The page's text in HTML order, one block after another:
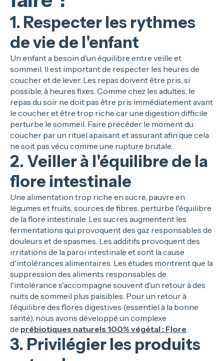
1. Respecter les rythmes
de vie de l'enfant
Un enfant a besoin d'un équilibre entre veille et
sommeil. Il est important de respecter les heures de
coucher et de lever. Les repas doivent être pris, si
possible, à heures fixes. Comme chez les adultes, le
repas du soir ne doit pas être pris immédiatement avant
le coucher et être trop riche car une digestion difficile
perturbe le sommeil. Faire précéder le moment du
coucher par un rituel apaisant et assurant afin que cela
ne soit pas vécu comme une rupture brutale.
2. Veiller à l'équilibre de la
flore intestinale
Une alimentation trop riche en sucre, pauvre en
légumes et fruits, sources de fibres, perturbe l'équilibre
de la flore intestinale. Les sucres augmentent les
fermentations qui provoquent des gaz responsables de
douleurs et de spasmes. Les additifs provoquent des
irritations de la paroi intestinale et sont la cause
d'intolérances alimentaires. Les études montrent que la
suppression des aliments responsables de
l'intolérance s'accompagne souvent d'un retour à des
nuits de sommeil plus paisibles. Pour un retour à
l’équilibre des flores digestives (essentiel à la bonne
santé), nous avons développé un complexe
de prébiotiques naturels 100% végétal : Flore
3. Privilégier les produits